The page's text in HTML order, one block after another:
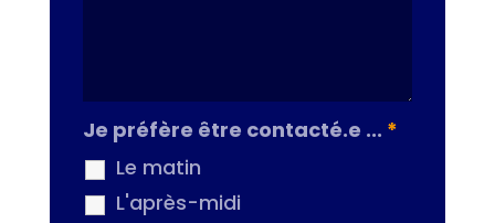
Je préfère être contacté.e ... *
Le matin
L'après-midi